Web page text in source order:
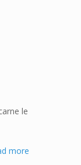
le
more